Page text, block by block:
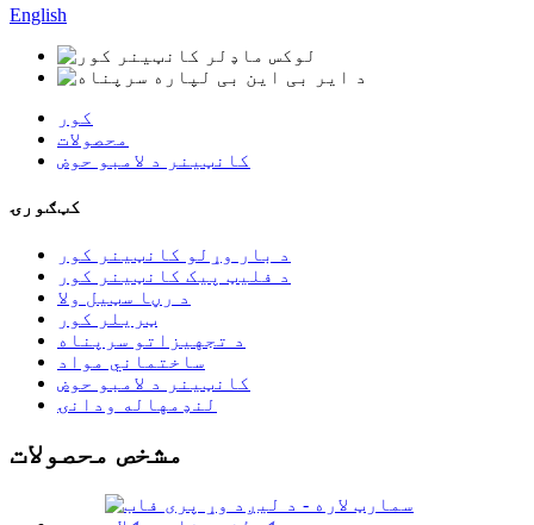
English
کور
محصولات
کانټینر د لامبو حوض
کټګورۍ
د بار وړلو کانټینر کور
د فلیټ پیک کانټینر کور
د رڼا سټیل ولا
ټریلر کور
د تجهیزاتو سرپناه
ساختماني مواد
کانټینر د لامبو حوض
لنډمهاله ودانۍ
مشخص محصولات